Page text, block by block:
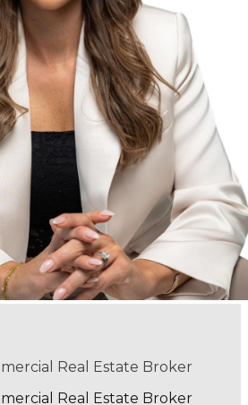
Real Estate Broker
Real Estate Broker